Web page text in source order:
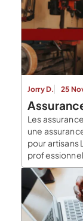
opportunités
suivre pour
Identifier
Jorry D. 25
Les
une
pour artisans
sans doute la
sculpteur,
vous exercez
l’abri d’une
votre […]